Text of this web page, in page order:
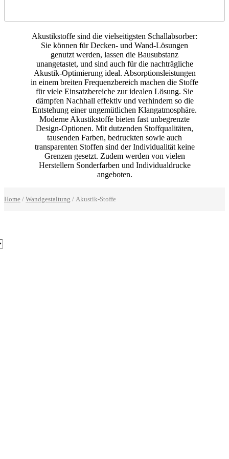
Akustikstoffe sind die vielseitigsten Schallabsorber:
Sie können für Decken- und Wand-Lösungen
genutzt werden, lassen die Bausubstanz
unangetastet, und sind auch für die nachträgliche
Akustik-Optimierung ideal. Absorptionsleistungen
in einem breiten Frequenzbereich machen die Stoffe
für viele Einsatzbereiche zur idealen Lösung. Sie
dämpfen Nachhall effektiv und verhindern so die
Entstehung einer ungemütlichen Klangatmosphäre.
Moderne Akustikstoffe bieten fast unbegrenzte
Design-Optionen. Mit dutzenden Stoffqualitäten,
tausenden Farben, bedruckten sowie auch
transparenten Stoffen sind der Individualität keine
Grenzen gesetzt. Zudem werden von vielen
Herstellern Sonderfarben und Individualdrucke
angeboten.
Home / Wandgestaltung / Akustik-Stoffe